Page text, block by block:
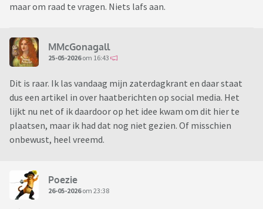
maar om raad te vragen. Niets lafs aan.
MMcGonagall
25-05-2026om 16:43
Dit is raar. Ik las vandaag mijn zaterdagkrant en daar staat
dus een artikel in over haatberichten op social media. Het
lijkt nu net of ik daardoor op het idee kwam om dit hier te
plaatsen, maar ik had dat nog niet gezien. Of misschien
onbewust, heel vreemd.
Poezie
26-05-2026om 23:38